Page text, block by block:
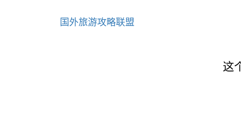
国外旅游攻略联盟
这